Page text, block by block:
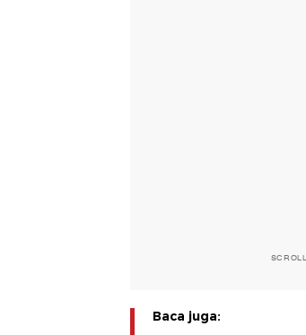
Baca juga: